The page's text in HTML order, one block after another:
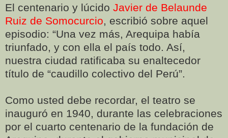
El centenario y lúcido Javier de Belaunde
Ruiz de Somocurcio, escribió sobre aquel
episodio: “Una vez más, Arequipa había
triunfado, y con ella el país todo. Así,
nuestra ciudad ratificaba su enaltecedor
título de “caudillo colectivo del Perú”.
Como usted debe recordar, el teatro se
inauguró en 1940, durante las celebraciones
por el cuarto centenario de la fundación de